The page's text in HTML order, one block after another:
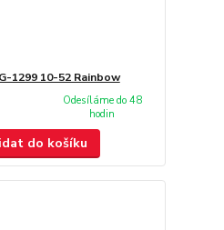
1299 10-52 Rainbow
Odesíláme do 48
hodin
do košíku